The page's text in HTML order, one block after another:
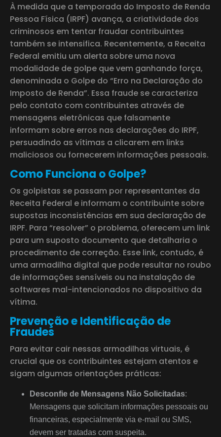
À medida que a temporada do Imposto de Renda
Pessoa Física (IRPF) avança, a criatividade dos
criminosos em tentar fraudar contribuintes
também se intensifica. Recentemente, a Receita
Federal emitiu um alerta sobre uma nova
modalidade de golpe que vem ganhando força,
denominada o Golpe do “Erro na Declaração do
Imposto de Renda”. Essa fraude se caracteriza
pelo contato com contribuintes através de
mensagens eletrônicas que falsamente
informam sobre erros nas declarações do IRPF,
persuadindo as vítimas a clicarem em links
maliciosos ou fornecerem informações pessoais.
Como Funciona o Golpe?
Os golpistas se passam por representantes da
Receita Federal e informam o contribuinte sobre
supostas inconsistências em sua declaração de
IRPF. Para “resolver” o problema, oferecem um link
para um suposto documento que detalharia o
procedimento de correção. Esse link, contudo, é
uma armadilha digital que pode resultar no roubo
de informações sensíveis ou na instalação de
softwares mal-intencionados no dispositivo da
vítima.
Prevenção e Identificação de
Fraudes
Para evitar cair nessas armadilhas virtuais, é
crucial que os contribuintes estejam atentos e
sigam algumas orientações práticas:
Desconfie de Mensagens Não Solicitadas:
Mensagens que solicitam informações pessoais ou
financeiras, especialmente via e-mail ou SMS,
devem ser tratadas com suspeita.